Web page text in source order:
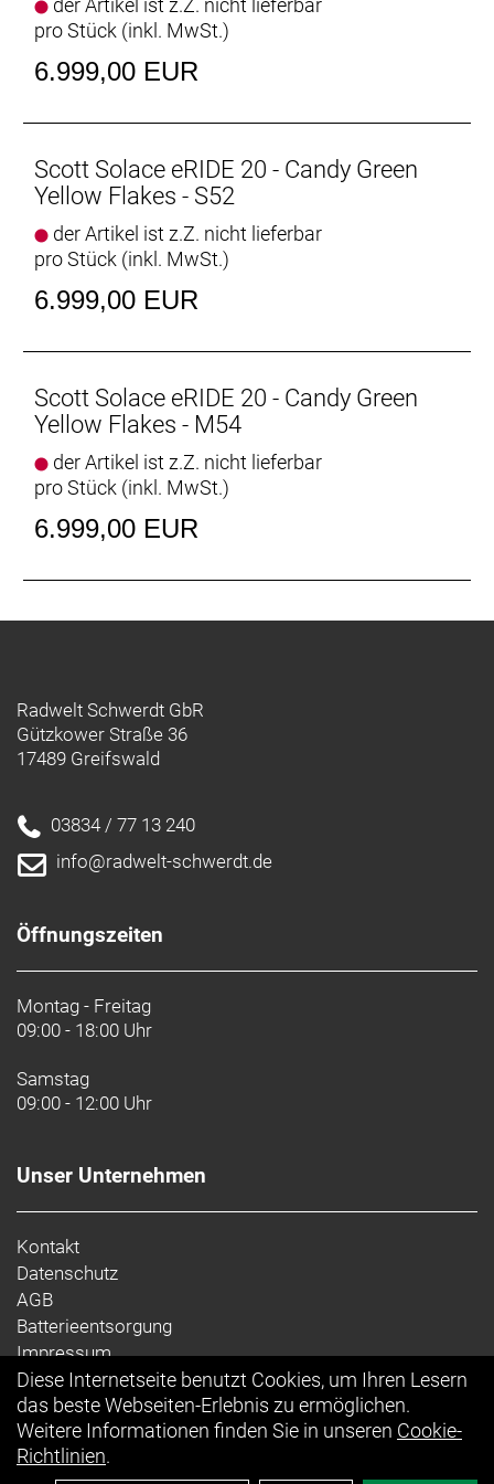
Race, TL-Easy, Fold, 700x38C
Steuersatz: Acros AIF-1135
Lenker: Syncros Creston 1.0 Compact, Carbon
Vorbau: Syncros Creston 2.0 Compact, Alloy
Motor: TQ HPR50 Mid Motor drive 50Nm max
Torque / EU: 25kmh / US: 28mph
Batteriekapazität: 360 Wh
Ladegerät: TQ Internal 360Wh
Display: TQ HPR, Bluetooth / ANT+ / Dedicated
Smartphone app / DI2
der Artikel ist z.Z. nicht lieferbar
pro Stück (inkl. MwSt.)
6.999,00 EUR
Scott Solace eRIDE 20 - Candy Green
Yellow Flakes - S52
der Artikel ist z.Z. nicht lieferbar
pro Stück (inkl. MwSt.)
6.999,00 EUR
Scott Solace eRIDE 20 - Candy Green
Yellow Flakes - M54
der Artikel ist z.Z. nicht lieferbar
pro Stück (inkl. MwSt.)
6.999,00 EUR
Radwelt Schwerdt GbR
Gützkower Straße 36
17489 Greifswald
03834 / 77 13 240
info@radwelt-schwerdt.de
Öffnungszeiten
Montag - Freitag
09:00 - 18:00 Uhr
Samstag
09:00 - 12:00 Uhr
Unser Unternehmen
Kontakt
Datenschutz
AGB
Batterieentsorgung
Impressum
Ihr Einkauf
Diese Internetseite benutzt Cookies, um Ihren Lesern
das beste Webseiten-Erlebnis zu ermöglichen.
Weitere Informationen finden Sie in unseren Cookie-
Richtlinien.